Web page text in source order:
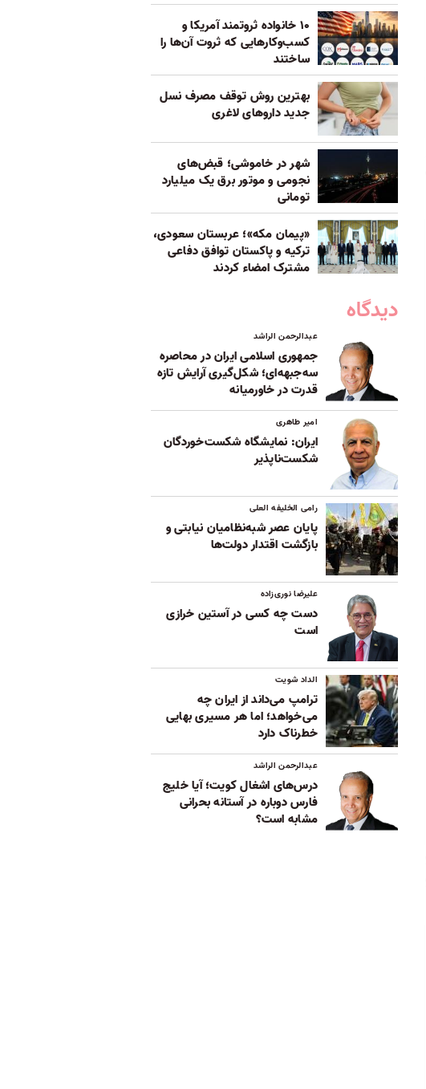
۱۰ خانواده ثروتمند آمریکا و
کسب‌وکارهایی که ثروت آن‌ها را
ساختند
بهترین روش توقف مصرف نسل
جدید داروهای لاغری
شهر در خاموشی؛ قبض‌های
نجومی و موتور برق یک میلیارد
تومانی
«پیمان مکه»؛ عربستان سعودی،
ترکیه و پاکستان توافق دفاعی
مشترک امضاء کردند
دیدگاه
عبدالرحمن الراشد
جمهوری اسلامی ایران در محاصره
سه‌جبهه‌ای؛ شکل‌گیری آرایش تازه
قدرت در خاورمیانه
امیر طاهری
ایران: نمایشگاه شکست‌خوردگان
شکست‌ناپذیر
رامی الخلیفه العلی
پایان عصر شبه‌نظامیان نیابتی و
بازگشت اقتدار دولت‌ها
علیرضا نوری‌زاده
دست چه کسی در آستین خرازی
است
الداد شویت
ترامپ می‌داند از ایران چه
می‌خواهد؛ اما هر مسیری بهایی
خطرناک دارد
عبدالرحمن الراشد
درس‌های اشغال کویت؛ آیا خلیج
فارس دوباره در آستانه بحرانی
مشابه است؟